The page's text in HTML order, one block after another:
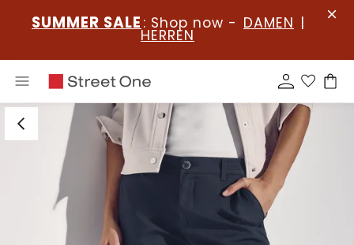
SUMMER SALE : Shop now - DAMEN |
HERREN